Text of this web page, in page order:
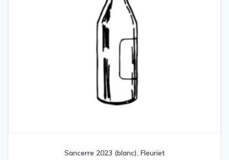
Sancerre 2023 (blanc), Fleuriet